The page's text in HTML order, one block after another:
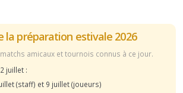
la préparation estivale 2026
amicaux et tournois connus à ce jour.
juillet :
(staff) et 9 juillet (joueurs)